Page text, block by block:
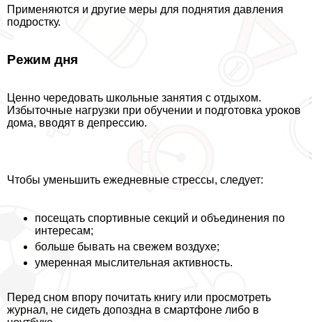
Применяются и другие меры для поднятия давления
подростку.
Режим дня
Ценно чередовать школьные занятия с отдыхом.
Избыточные нагрузки при обучении и подготовка уроков
дома, вводят в депрессию.
Чтобы уменьшить ежедневные стрессы, следует:
посещать спортивные секций и объединения по
интересам;
больше бывать на свежем воздухе;
умеренная мыслительная активность.
Перед сном впору почитать книгу или просмотреть
журнал, не сидеть допоздна в смартфоне либо в